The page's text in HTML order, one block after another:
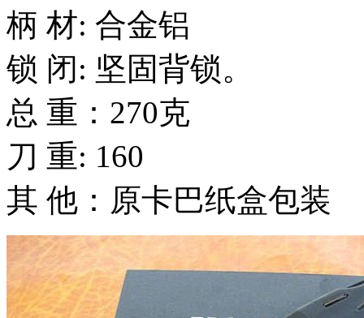
柄 材: 合金铝
锁 闭: 坚固背锁。
总 重：270克
刀 重: 160
其 他：原卡巴纸盒包装